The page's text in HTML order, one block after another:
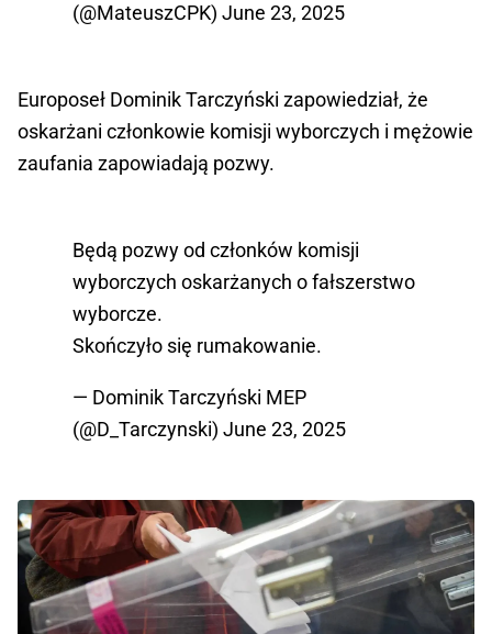
(@MateuszCPK) June 23, 2025
Europoseł Dominik Tarczyński zapowiedział, że
oskarżani członkowie komisji wyborczych i mężowie
zaufania zapowiadają pozwy.
Będą pozwy od członków komisji
wyborczych oskarżanych o fałszerstwo
wyborcze.
Skończyło się rumakowanie.
— Dominik Tarczyński MEP
(@D_Tarczynski) June 23, 2025